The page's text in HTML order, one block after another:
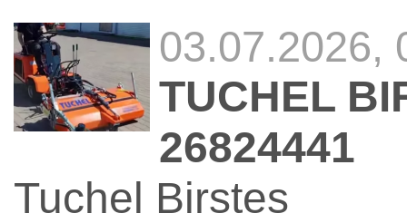
03.07.2026,
TUCHEL
26824441
Tuchel Birstes